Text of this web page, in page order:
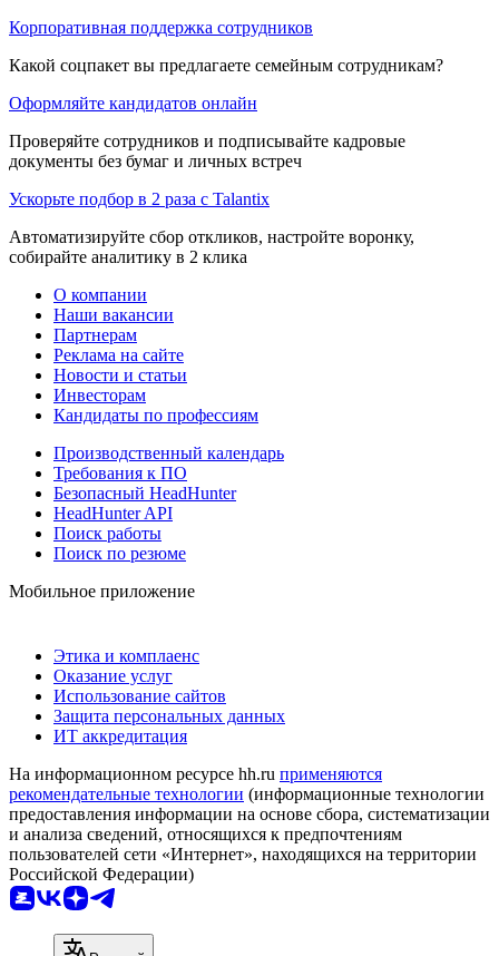
Корпоративная поддержка сотрудников
Какой соцпакет вы предлагаете семейным сотрудникам?
Оформляйте кандидатов онлайн
Проверяйте сотрудников и подписывайте кадровые
документы без бумаг и личных встреч
Ускорьте подбор в 2 раза с Talantix
Автоматизируйте сбор откликов, настройте воронку,
собирайте аналитику в 2 клика
О компании
Наши вакансии
Партнерам
Реклама на сайте
Новости и статьи
Инвесторам
Кандидаты по профессиям
Производственный календарь
Требования к ПО
Безопасный HeadHunter
HeadHunter API
Поиск работы
Поиск по резюме
Мобильное приложение
Этика и комплаенс
Оказание услуг
Использование сайтов
Защита персональных данных
ИТ аккредитация
На информационном ресурсе hh.ru применяются
рекомендательные технологии (информационные технологии
предоставления информации на основе сбора, систематизации
и анализа сведений, относящихся к предпочтениям
пользователей сети «Интернет», находящихся на территории
Российской Федерации)